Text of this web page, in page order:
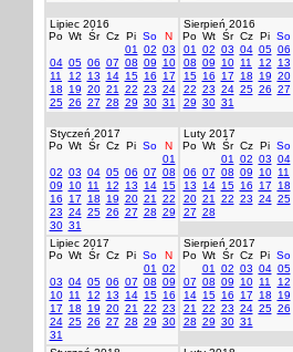
Lipiec 2016
Po Wt Śr Cz Pi So
N
01
02 03
04 05 06 07 08 09
10
11
12 13 14 15 16
17
18
19 20 21 22 23 24
25 26 27 28 29 30 31
Sierpień 2016
Po Wt Śr Cz Pi So
01
02 03 04 05 06
08 09 10 11 12 13
15 16 17 18 19 20
22 23 24 25 26 27
29 30 31
Styczeń 2017
Po Wt Śr Cz Pi So
N
01
02 03 04 05 06 07 08
09
10 11 12 13 14 15
16
17 18 19 20 21
22
23 24 25 26 27 28 29
30 31
Luty 2017
Po Wt Śr Cz Pi So
01
02 03 04
06 07 08 09 10 11
13
14 15 16 17 18
20 21 22 23 24 25
27 28
Lipiec 2017
Po Wt Śr Cz Pi So
N
01
02
03 04 05 06 07 08 09
10 11 12 13 14 15 16
17
18 19 20 21 22 23
24 25 26 27 28 29 30
31
Sierpień 2017
Po Wt Śr Cz Pi So
01
02 03 04 05
07 08 09 10 11 12
14 15 16 17 18 19
21
22 23 24 25 26
28 29 30 31